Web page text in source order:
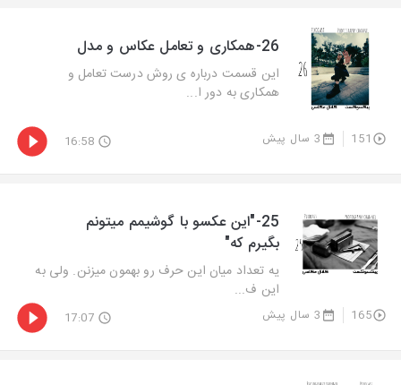
26-همکاری و تعامل عکاس و مدل
این قسمت درباره ی روش درست تعامل و
همکاری به دور ا...
151 3 سال پیش 16:58
25-"این عکسو با گوشیمم میتونم
بگیرم که"
یه تعداد میان این حرف رو بهمون میزنن. ولی به
این ف...
165 3 سال پیش 17:07